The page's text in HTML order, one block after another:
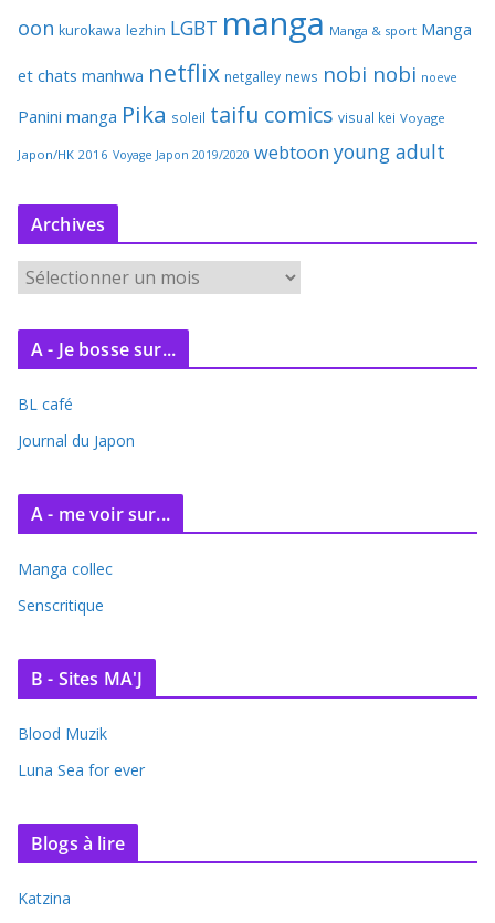
oon kurokawa lezhin LGBT manga Manga & sport Manga
et chats manhwa netflix netgalley news nobi nobi noeve
Panini manga Pika soleil taifu comics visual kei Voyage
Japon/HK 2016 Voyage Japon 2019/2020 webtoon young adult
Archives
r
c
v
e
A - Je bosse sur...
BL café
Journal du Japon
A - me voir sur...
Manga collec
Senscritique
B - Sites MA'J
Blood Muzik
Luna Sea for ever
Blogs à lire
Katzina